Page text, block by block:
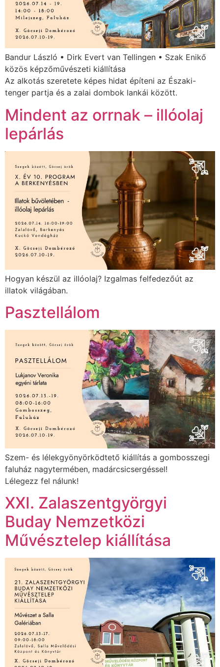
Bandur László • Dirk Evert van Tellingen • Szak Enikő
közös képzőművészeti kiállítása
Az alkotás szeretete képes hidat építeni az Északi-
tenger partja és a zalai dombok lankái között.
Mindent az orrnak – illóolaj
lepárlás
Hogyan készül az illóolaj? Izgalmas felfedezőút az
illatok világában.
Pasztellálom
Szem- és lélekgyönyörködtető kiállítás a gombosszegi
faluház nagytermében, madárcsicsergéssel!
Lélegezz fel nálunk!
XXI. Zalaszentgyörgyi
Buday Nemzetközi
Művésztelep kiállítása